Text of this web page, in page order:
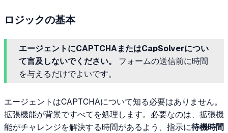
ロジックの基本
エージェントにCAPTCHAまたはCapSolverについ
て言及しないでください。
フォームの送信前に時間
を与えるだけでよいです。
エージェントはCAPTCHAについて知る必要はありません。
拡張機能が背景ですべてを処理します。必要なのは、拡張機
能がチャレンジを解決する時間があるよう、指示に待機時間